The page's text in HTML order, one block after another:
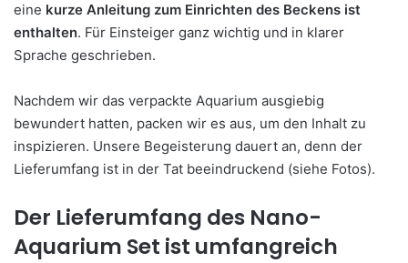
eine kurze Anleitung zum Einrichten des Beckens ist
enthalten. Für Einsteiger ganz wichtig und in klarer
Sprache geschrieben.
Nachdem wir das verpackte Aquarium ausgiebig
bewundert hatten, packen wir es aus, um den Inhalt zu
inspizieren. Unsere Begeisterung dauert an, denn der
Lieferumfang ist in der Tat beeindruckend (siehe Fotos).
Der Lieferumfang des Nano-
Aquarium Set ist umfangreich